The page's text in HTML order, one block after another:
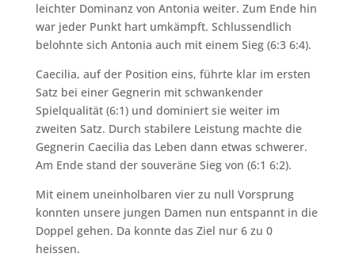
leichter Dominanz von Antonia weiter. Zum Ende hin
war jeder Punkt hart umkämpft. Schlussendlich
belohnte sich Antonia auch mit einem Sieg (6:3 6:4).
Caecilia, auf der Position eins, führte klar im ersten
Satz bei einer Gegnerin mit schwankender
Spielqualität (6:1) und dominiert sie weiter im
zweiten Satz. Durch stabilere Leistung machte die
Gegnerin Caecilia das Leben dann etwas schwerer.
Am Ende stand der souveräne Sieg von (6:1 6:2).
Mit einem uneinholbaren vier zu null Vorsprung
konnten unsere jungen Damen nun entspannt in die
Doppel gehen. Da konnte das Ziel nur 6 zu 0
heissen.